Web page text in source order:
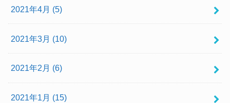
2021年4月 (5)
2021年3月 (10)
2021年2月 (6)
2021年1月 (15)